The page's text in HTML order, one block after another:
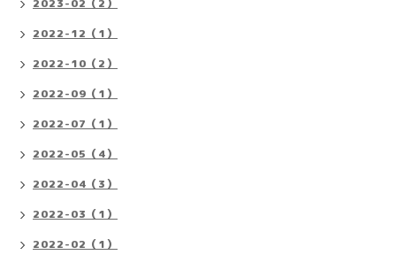
2023-02（2）
2022-12（1）
2022-10（2）
2022-09（1）
2022-07（1）
2022-05（4）
2022-04（3）
2022-03（1）
2022-02（1）